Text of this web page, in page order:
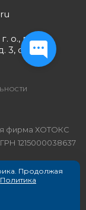
о., г.
3, стр. 1,
фирма ХОТОКС
1215000038637
Продолжая
Политика